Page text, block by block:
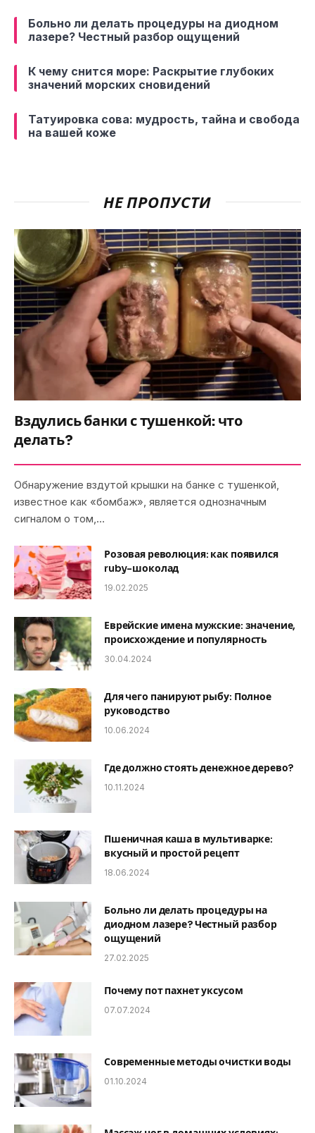
Больно ли делать процедуры на диодном
лазере? Честный разбор ощущений
К чему снится море: Раскрытие глубоких
значений морских сновидений
Татуировка сова: мудрость, тайна и свобода
на вашей коже
НЕ ПРОПУСТИ
Вздулись банки с тушенкой: что
делать?
Обнаружение вздутой крышки на банке с тушенкой,
известное как «бомбаж», является однозначным
сигналом о том,…
Розовая революция: как появился
ruby-шоколад
19.02.2025
Еврейские имена мужские: значение,
происхождение и популярность
30.04.2024
Для чего панируют рыбу: Полное
руководство
10.06.2024
Где должно стоять денежное дерево?
10.11.2024
Пшеничная каша в мультиварке:
вкусный и простой рецепт
18.06.2024
Больно ли делать процедуры на
диодном лазере? Честный разбор
ощущений
27.02.2025
Почему пот пахнет уксусом
07.07.2024
Современные методы очистки воды
01.10.2024